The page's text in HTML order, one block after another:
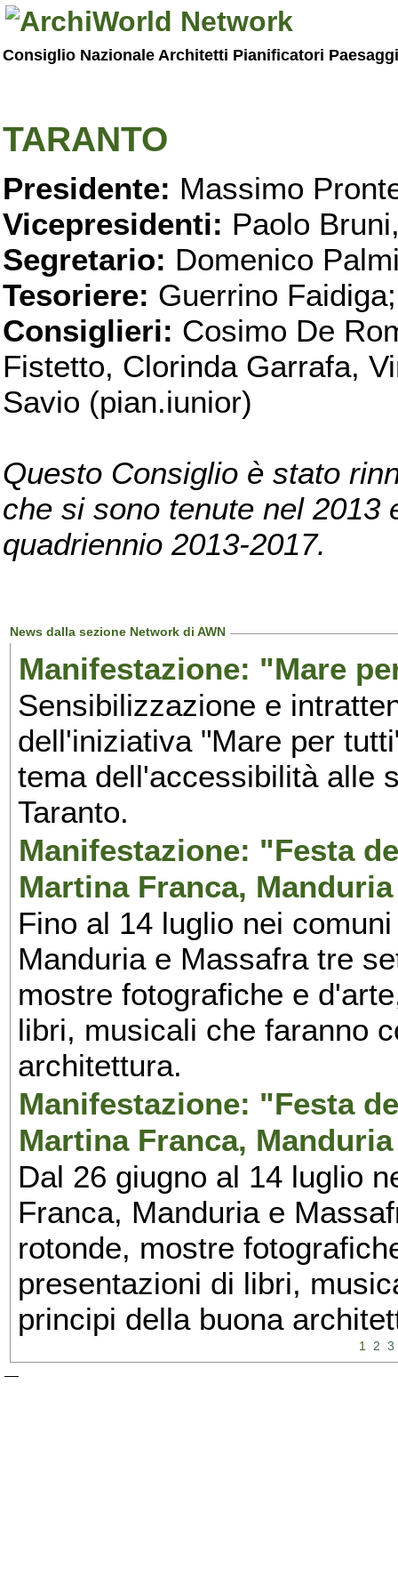
Consiglio Nazionale Architetti Pianificatori
TARANTO
Presidente: Massimo
Vicepresidenti: Paolo
Segretario: Domenico
Tesoriere: Guerrino Faidiga;
Consiglieri: Cosimo De
Fistetto, Clorinda Garrafa,
Savio (pian.iunior)
Questo Consiglio è stato
che si sono tenute nel 2013
quadriennio 2013-2017.
News dalla sezione Network di AWN
Manifestazione: "Mare
Sensibilizzazione e
dell'iniziativa "Mare per
tema dell'accessibilità alle
Taranto.
Manifestazione: "Festa
Martina Franca,
Fino al 14 luglio nei
Manduria e Massafra tre
mostre fotografiche e
libri, musicali che faranno
architettura.
Manifestazione: "Festa
Martina Franca,
Dal 26 giugno al 14 luglio
Franca, Manduria e
rotonde, mostre
presentazioni di libri,
principi della buona
1 2 3